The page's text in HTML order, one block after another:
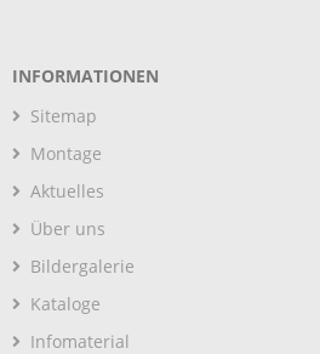
INFORMATIONEN
Sitemap
Montage
Aktuelles
Über uns
Bildergalerie
Kataloge
Infomaterial